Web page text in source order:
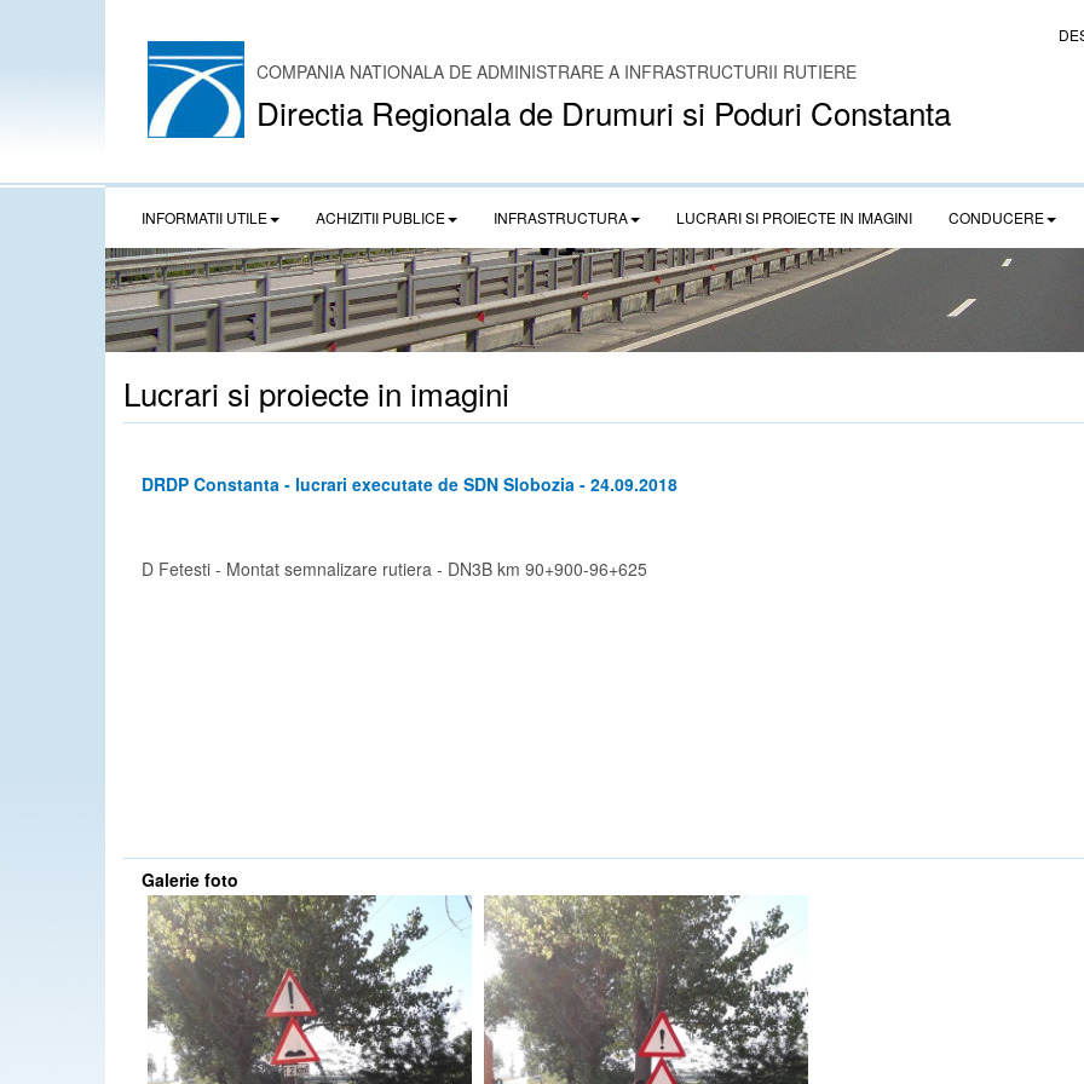
COMPANIA NATIONALA DE ADMINISTRARE A INFRASTRUCTURII RUTIERE
Directia Regionala de Drumuri si Poduri Constanta
INFORMATII UTILE ACHIZITII PUBLICE INFRASTRUCTURA LUCRARI SI PROIECTE IN IMAGINI CONDUCERE
Lucrari si proiecte in imagini
DRDP Constanta - lucrari executate de SDN Slobozia - 24.09.2018
D Fetesti - Montat semnalizare rutiera - DN3B km 90+900-96+625
Galerie foto